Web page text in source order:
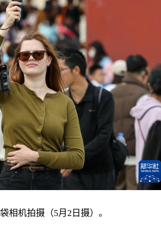
机拍摄（5月2日摄）。